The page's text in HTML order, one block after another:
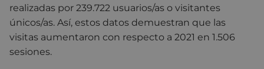
realizadas por 239.722 usuarios/as o visitantes
únicos/as. Así, estos datos demuestran que las
visitas aumentaron con respecto a 2021 en 1.506
sesiones.